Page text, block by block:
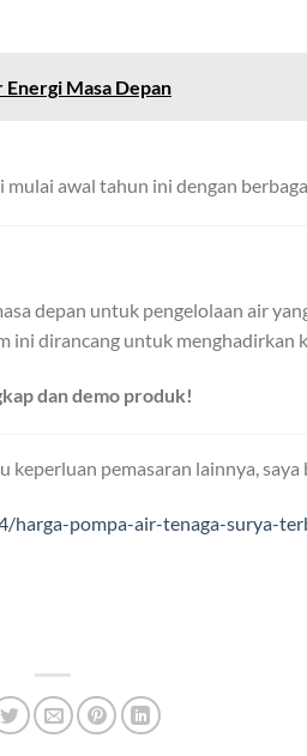
Masa Depan
awal tahun ini dengan
depan untuk pengelolaan air
dirancang untuk menghadirkan
dan demo produk!
pemasaran lainnya,
harga-pompa-air-tenaga-surya-